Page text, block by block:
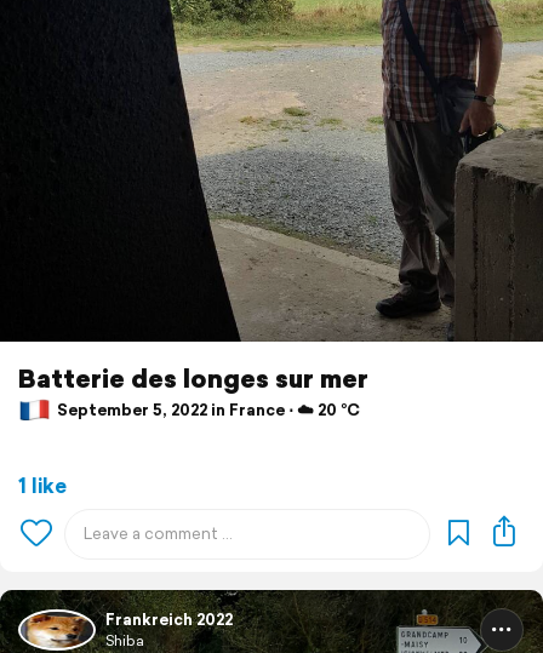
Batterie des longes sur mer
September 5, 2022 in France ⋅ ☁️ 20 °C
1 like
Frankreich 2022
Shiba